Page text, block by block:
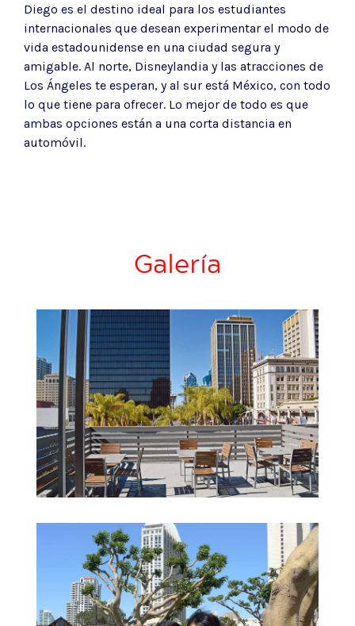
Diego es el destino ideal para los estudiantes
internacionales que desean experimentar el modo de
vida estadounidense en una ciudad segura y
amigable. Al norte, Disneylandia y las atracciones de
Los Ángeles te esperan, y al sur está México, con todo
lo que tiene para ofrecer. Lo mejor de todo es que
ambas opciones están a una corta distancia en
automóvil.
Galería